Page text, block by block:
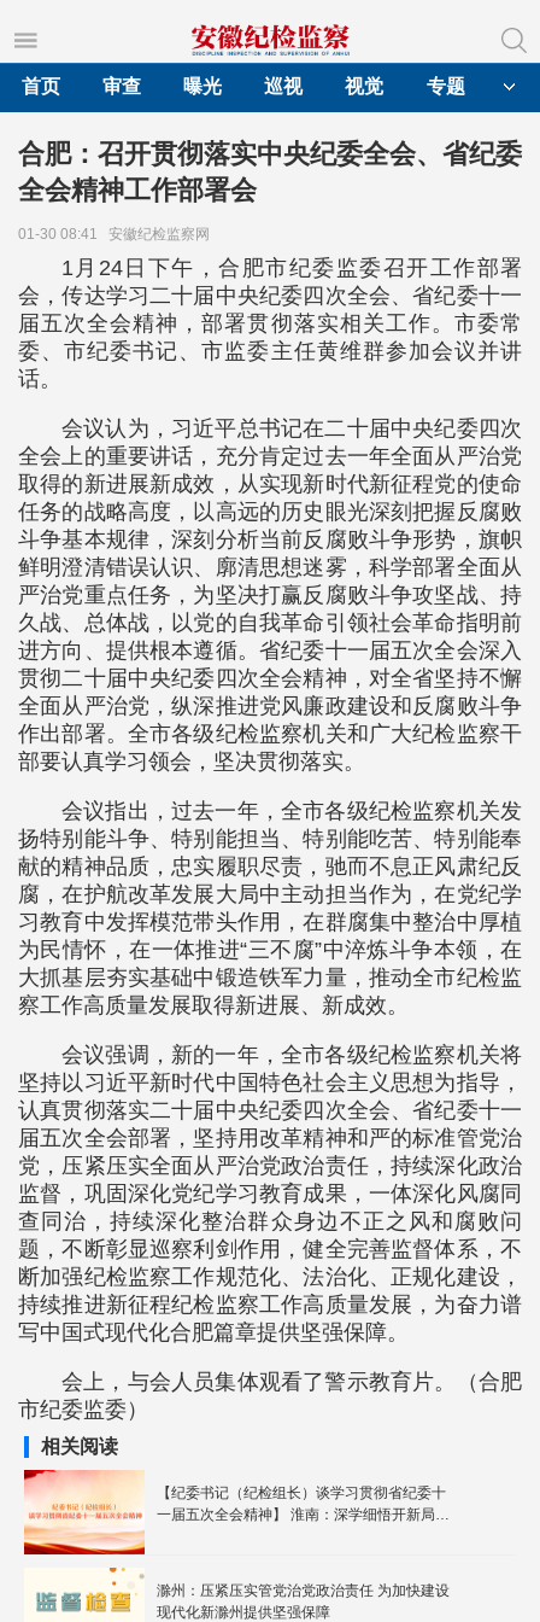
首页
审查 曝光 巡视 视觉 专题
合肥：召开贯彻落实中央纪委全会、省纪委
全会精神工作部署会
01-30 08:41 安徽纪检监察网
1月24日下午，合肥市纪委监委召开工作部署
会，传达学习二十届中央纪委四次全会、省纪委十一
届五次全会精神，部署贯彻落实相关工作。市委常
委、市纪委书记、市监委主任黄维群参加会议并讲
话。
会议认为，习近平总书记在二十届中央纪委四次
全会上的重要讲话，充分肯定过去一年全面从严治党
取得的新进展新成效，从实现新时代新征程党的使命
任务的战略高度，以高远的历史眼光深刻把握反腐败
斗争基本规律，深刻分析当前反腐败斗争形势，旗帜
鲜明澄清错误认识、廓清思想迷雾，科学部署全面从
严治党重点任务，为坚决打赢反腐败斗争攻坚战、持
久战、总体战，以党的自我革命引领社会革命指明前
进方向、提供根本遵循。省纪委十一届五次全会深入
贯彻二十届中央纪委四次全会精神，对全省坚持不懈
全面从严治党，纵深推进党风廉政建设和反腐败斗争
作出部署。全市各级纪检监察机关和广大纪检监察干
部要认真学习领会，坚决贯彻落实。
会议指出，过去一年，全市各级纪检监察机关发
扬特别能斗争、特别能担当、特别能吃苦、特别能奉
献的精神品质，忠实履职尽责，驰而不息正风肃纪反
腐，在护航改革发展大局中主动担当作为，在党纪学
习教育中发挥模范带头作用，在群腐集中整治中厚植
为民情怀，在一体推进“三不腐”中淬炼斗争本领，在
大抓基层夯实基础中锻造铁军力量，推动全市纪检监
察工作高质量发展取得新进展、新成效。
会议强调，新的一年，全市各级纪检监察机关将
坚持以习近平新时代中国特色社会主义思想为指导，
认真贯彻落实二十届中央纪委四次全会、省纪委十一
届五次全会部署，坚持用改革精神和严的标准管党治
党，压紧压实全面从严治党政治责任，持续深化政治
监督，巩固深化党纪学习教育成果，一体深化风腐同
查同治，持续深化整治群众身边不正之风和腐败问
题，不断彰显巡察利剑作用，健全完善监督体系，不
断加强纪检监察工作规范化、法治化、正规化建设，
持续推进新征程纪检监察工作高质量发展，为奋力谱
写中国式现代化合肥篇章提供坚强保障。
会上，与会人员集体观看了警示教育片。（合肥
市纪委监委）
相关阅读
【纪委书记（纪检组长）谈学习贯彻省纪委十
一届五次全会精神】 淮南：​深学细悟开新局
滁州：压紧压实管党治党政治责任 为加快建设
现代化新滁州提供坚强保障